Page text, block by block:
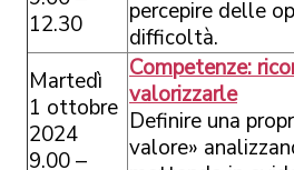
12.30
percepire delle
difficoltà.
Martedì
1 ottobre
2024
9.00 –
Competenze:
valorizzarle
Definire una
valore»